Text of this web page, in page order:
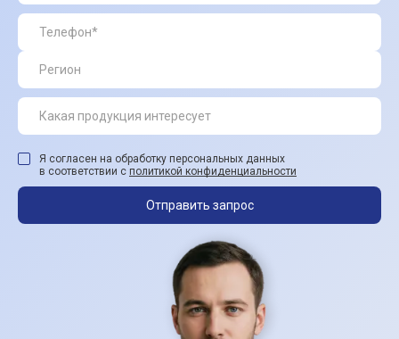
Я согласен на обработку персональных данных
в соответствии с политикой конфиденциальности
Отправить запрос